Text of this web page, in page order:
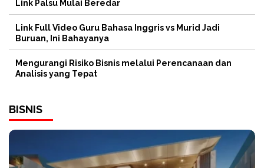
Link Palsu Mulai Beredar
Link Full Video Guru Bahasa Inggris vs Murid Jadi
Buruan, Ini Bahayanya
Mengurangi Risiko Bisnis melalui Perencanaan dan
Analisis yang Tepat
BISNIS